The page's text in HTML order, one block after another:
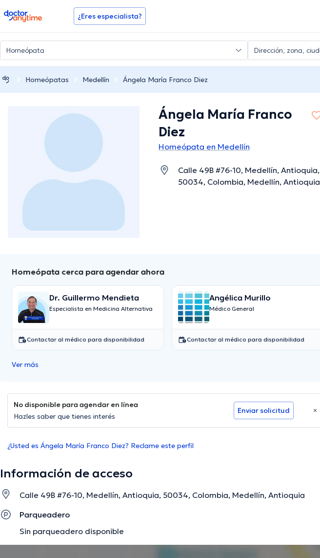
doctoranytime ¿Eres especialista?
Homeópatas Medellín Ángela María Franco Diez
Ángela María Franco
Diez
Homeópata en Medellín
Calle 49B #76-10, Medellín, Antioquia,
50034, Colombia, Medellín, Antioquia
Homeópata cerca para agendar ahora
Dr. Guillermo Mendieta
Especialista en Medicina Alternativa
Contactar al médico para disponibilidad
Angélica Murillo
Médico General
Contactar al médico para disponibilidad
Ver más
No disponible para agendar en línea
Hazles saber que tienes interés
Enviar solicitud
¿Usted es Ángela María Franco Diez? Reclame este perfil
Información de acceso
Calle 49B #76-10, Medellín, Antioquia, 50034, Colombia, Medellín, Antioquia
Parqueadero
Sin parqueadero disponible